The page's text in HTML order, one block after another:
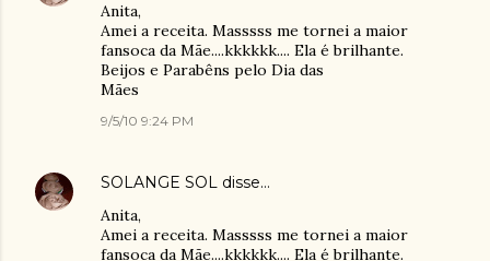
Anita,
Amei a receita. Masssss me tornei a maior
fansoca da Mãe....kkkkkk.... Ela é brilhante.
Beijos e Parabêns pelo Dia das
Mães
9/5/10 9:24 PM
SOLANGE SOL disse…
Anita,
Amei a receita. Masssss me tornei a maior
fansoca da Mãe....kkkkkk.... Ela é brilhante.